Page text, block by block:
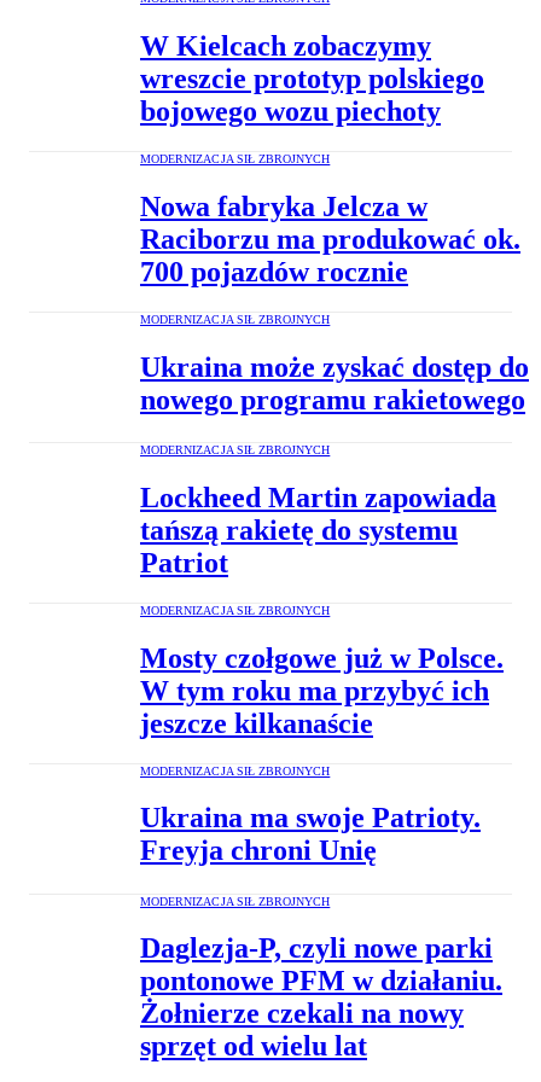
W Kielcach zobaczymy
wreszcie prototyp polskiego
bojowego wozu piechoty
MODERNIZACJA SIŁ ZBROJNYCH
Nowa fabryka Jelcza w
Raciborzu ma produkować ok.
700 pojazdów rocznie
MODERNIZACJA SIŁ ZBROJNYCH
Ukraina może zyskać dostęp do
nowego programu rakietowego
MODERNIZACJA SIŁ ZBROJNYCH
Lockheed Martin zapowiada
tańszą rakietę do systemu
Patriot
MODERNIZACJA SIŁ ZBROJNYCH
Mosty czołgowe już w Polsce.
W tym roku ma przybyć ich
jeszcze kilkanaście
MODERNIZACJA SIŁ ZBROJNYCH
Ukraina ma swoje Patrioty.
Freyja chroni Unię
MODERNIZACJA SIŁ ZBROJNYCH
Daglezja-P, czyli nowe parki
pontonowe PFM w działaniu.
Żołnierze czekali na nowy
sprzęt od wielu lat